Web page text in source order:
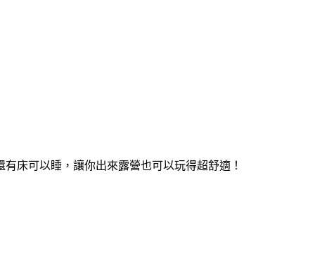
床可以睡，讓你出來露營也可以玩得超舒適！